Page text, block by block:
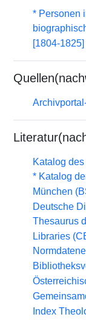
* Personen
[1804-1825]
Katalog
* Katalog
München
Deutsche
Thesaurus
Libraries
Index